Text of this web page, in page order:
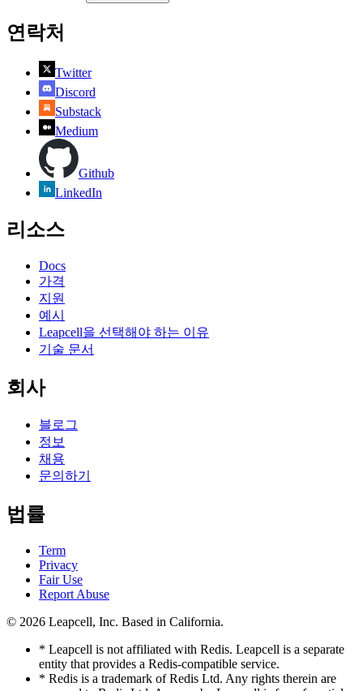
연락처
Twitter
Discord
Substack
Medium
Github
LinkedIn
리소스
Docs
가격
지원
예시
Leapcell을 선택해야 하는 이유
기술 문서
회사
블로그
정보
채용
문의하기
법률
Term
Privacy
Fair Use
Report Abuse
© 2026 Leapcell, Inc. Based in California.
* Leapcell is not affiliated with Redis. Leapcell is a separate
entity that provides a Redis-compatible service.
* Redis is a trademark of Redis Ltd. Any rights therein are